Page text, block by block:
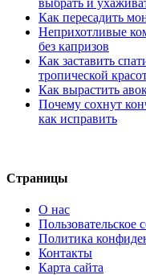
выбрать и
Как пересадить
Неприхотливые
без капризов
Как заставить
тропической
Как вырастить
Почему сохнут
как исправить
Страницы
О нас
Пользовательское
Политика
Контакты
Карта сайта